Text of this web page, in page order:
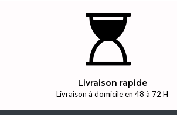
Livraison rapide
Livraison à domicile en 48 à 72 H